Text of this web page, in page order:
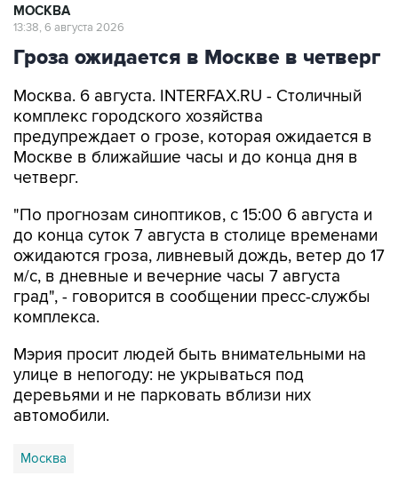
МОСКВА
13:38, 6 августа 2026
Гроза ожидается в Москве в четверг
Москва. 6 августа. INTERFAX.RU - Столичный
комплекс городского хозяйства
предупреждает о грозе, которая ожидается в
Москве в ближайшие часы и до конца дня в
четверг.
"По прогнозам синоптиков, с 15:00 6 августа и
до конца суток 7 августа в столице временами
ожидаются гроза, ливневый дождь, ветер до 17
м/с, в дневные и вечерние часы 7 августа
град", - говорится в сообщении пресс-службы
комплекса.
Мэрия просит людей быть внимательными на
улице в непогоду: не укрываться под
деревьями и не парковать вблизи них
автомобили.
Москва